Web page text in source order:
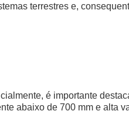
terrestres e,
é importante
abaixo de 700 mm e alta